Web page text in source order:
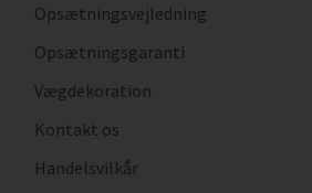
Opsætningsvejledning
Opsætningsgaranti
Vægdekoration
Kontakt os
Handelsvilkår